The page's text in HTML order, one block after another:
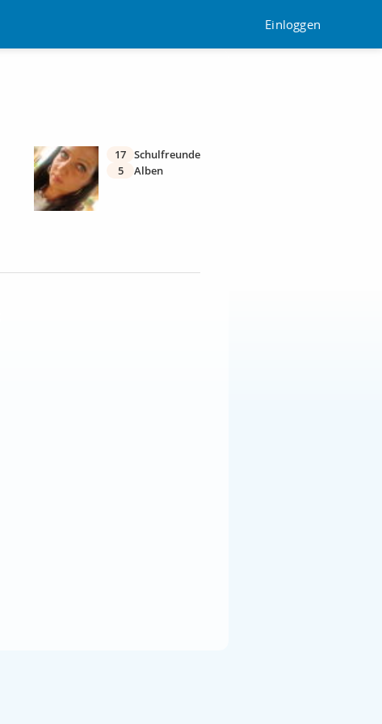
Einloggen
17 Schulfreunde
5
Alben